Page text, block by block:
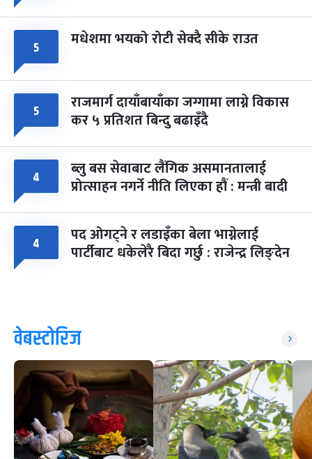
५ मधेशमा भयको रोटी सेक्दै सीके राउत
५ राजमार्ग दायाँबायाँका जग्गामा लाग्ने विकास
कर ५ प्रतिशत बिन्दु बढाइँदै
४ ब्लु बस सेवाबाट लैंगिक असमानतालाई
प्रोत्साहन नगर्ने नीति लिएका हौं : मन्त्री बादी
४ पद ओगट्ने र लडाइँका बेला भाग्नेलाई
पार्टीबाट धकेलेरै बिदा गर्छु : राजेन्द्र लिङ्देन
वेबस्टोरिज